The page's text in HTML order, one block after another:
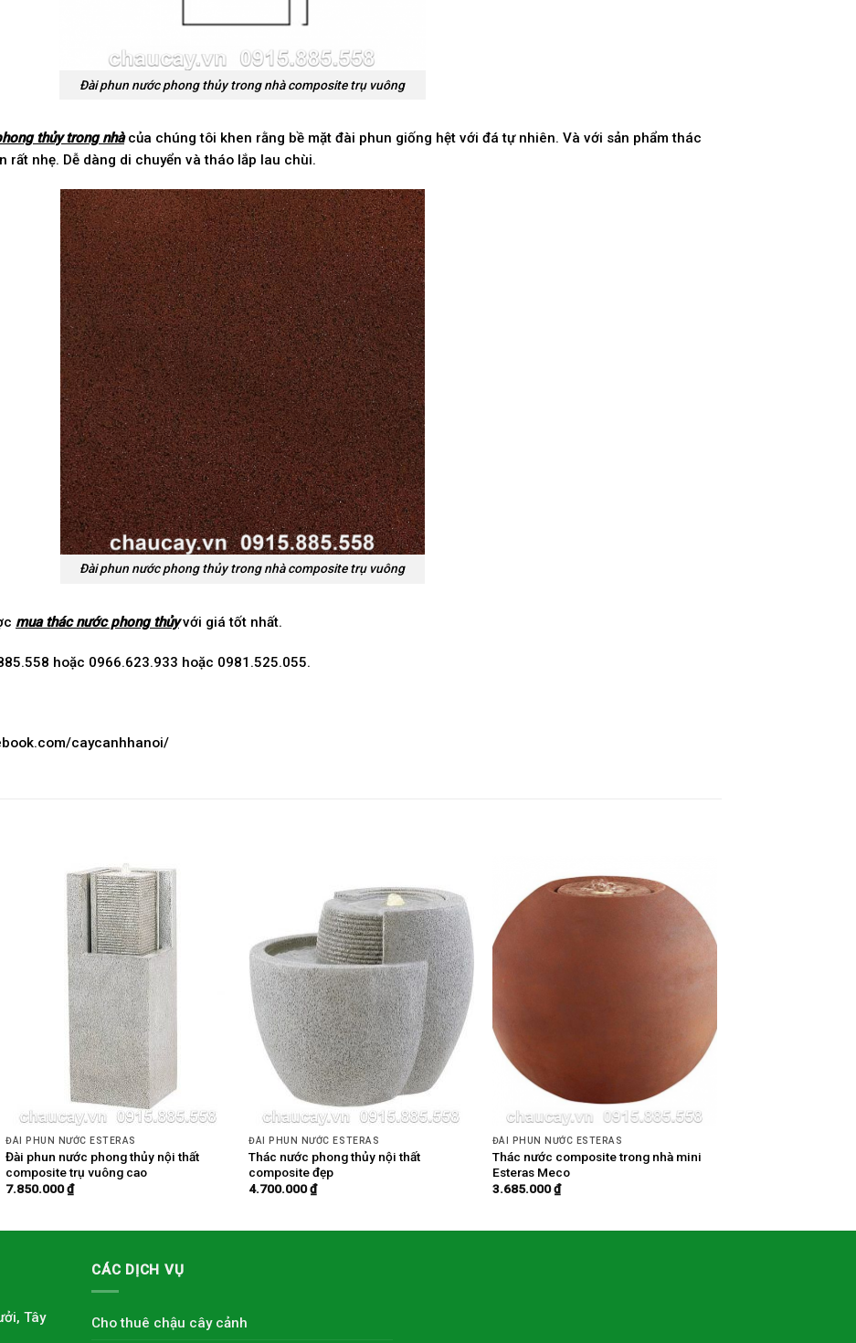
Đài phun nước phong thủy trong nhà composite trụ vuông
thủy trong nhàcủa chúng tôi khen rằng bề mặt đài phun giống hệt với đá tự nhiên. Và với sản phẩm thác
nhẹ. Dễ dàng di chuyển và tháo lắp lau chùi.
Đài phun nước phong thủy trong nhà composite trụ vuông
mua thác nước phong thủyvới giá tốt nhất.
hoặc 0966.623.933 hoặc 0981.525.055.
caycanhhanoi/
ĐÀI PHUN NƯỚC ESTERAS
Đài phun nước phong thủy nội thất
composite trụ vuông cao
7.850.000₫
ĐÀI PHUN NƯỚC ESTERAS
Thác nước phong thủy nội thất
composite đẹp
4.700.000₫
ĐÀI PHUN NƯỚC ESTERAS
Thác nước composite trong nhà mini
Esteras Meco
3.685.000₫
Tây
CÁC DỊCH VỤ
Cho thuê chậu cây cảnh